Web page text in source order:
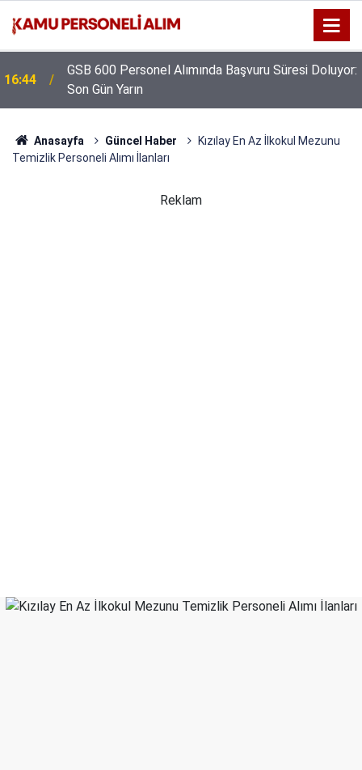
16:44
GSB 600 Personel Alımında Başvuru Süresi Doluyor:
Son Gün Yarın
Anasayfa Güncel Haber
Kızılay En Az İlkokul Mezunu
Temizlik Personeli Alımı İlanları
Reklam